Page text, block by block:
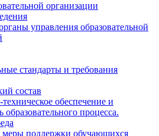
организации
управления образовательной
стандарты и требования
состав
обеспечение и
образовательного процесса.
поддержки обучающихся